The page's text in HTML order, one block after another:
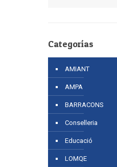
Categorías
AMIANT
AMPA
BARRACONS
Conselleria
Educació
LOMQE